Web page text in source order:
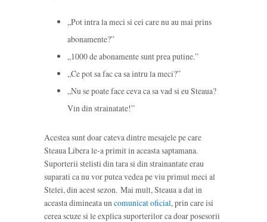
„Pot intra la meci si cei care nu au mai prins
abonamente?”
„1000 de abonamente sunt prea putine.”
„Ce pot sa fac ca sa intru la meci?”
„Nu se poate face ceva ca sa vad si eu Steaua?
Vin din strainatate!”
Acestea sunt doar cateva dintre mesajele pe care
Steaua Libera le-a primit in aceasta saptamana.
Suporterii stelisti din tara si din strainantate erau
suparati ca nu vor putea vedea pe viu primul meci al
Stelei, din acest sezon. Mai mult, Steaua a dat in
aceasta dimineata un comunicat oficial, prin care isi
cerea scuze si le explica suporterilor ca doar posesorii